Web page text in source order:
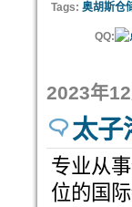
Tags: 奥胡斯仓
QQ:
2023年
太子
专业从
位的国